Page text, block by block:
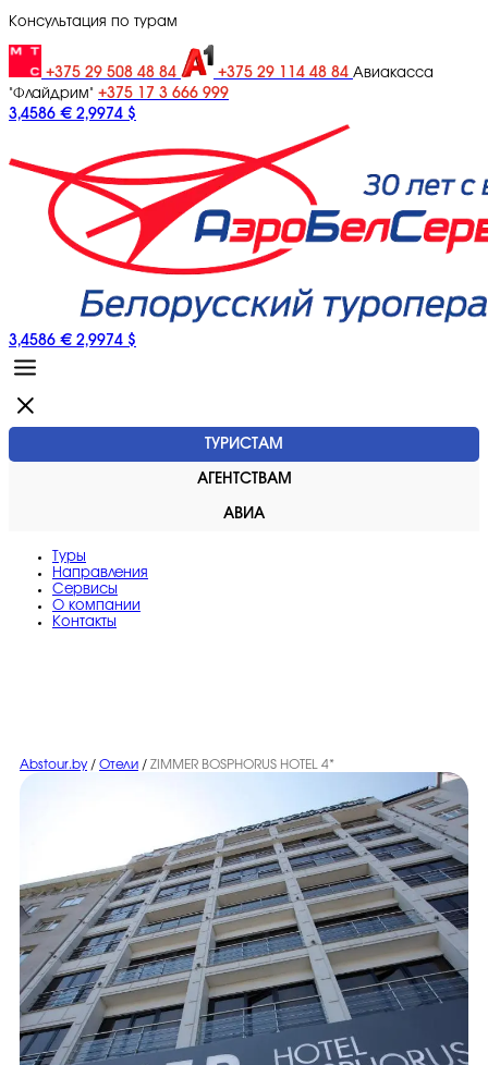
Консультация по турам
+375 29 508 48 84 +375 29 114 48 84 Авиакасса
"Флайдрим" +375 17 3 666 999
3,4586 € 2,9974 $
3,4586 € 2,9974 $
ТУРИСТАМ
АГЕНТСТВАМ
АВИА
Туры
Направления
Сервисы
O компании
Контакты
Abstour.by / Отели / ZIMMER BOSPHORUS HOTEL 4*